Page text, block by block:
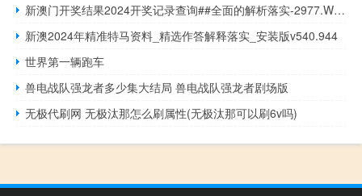
新澳门开奖结果2024开奖记录查询##全面的解析落实-2977.WE80
新澳2024年精准特马资料_精选作答解释落实_安装版v540.944
世界第一辆跑车
兽电战队强龙者多少集大结局 兽电战队强龙者剧场版
无极代刷网 无极汰那怎么刷属性(无极汰那可以刷6v吗)